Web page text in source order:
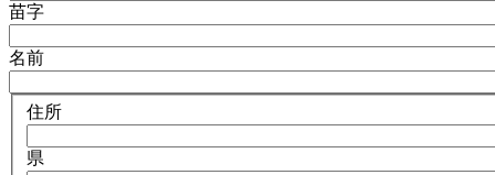
苗字
名前
住所
県